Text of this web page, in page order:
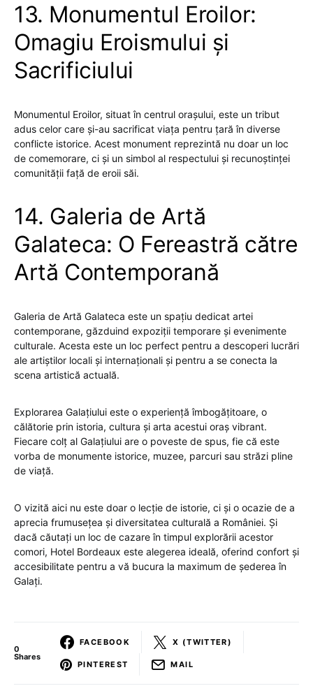
13. Monumentul Eroilor:
Omagiu Eroismului și
Sacrificiului
Monumentul Eroilor, situat în centrul orașului, este un tribut
adus celor care și-au sacrificat viața pentru țară în diverse
conflicte istorice. Acest monument reprezintă nu doar un loc
de comemorare, ci și un simbol al respectului și recunoștinței
comunității față de eroii săi.
14. Galeria de Artă
Galateca: O Fereastră către
Artă Contemporană
Galeria de Artă Galateca este un spațiu dedicat artei
contemporane, găzduind expoziții temporare și evenimente
culturale. Acesta este un loc perfect pentru a descoperi lucrări
ale artiștilor locali și internaționali și pentru a se conecta la
scena artistică actuală.
Explorarea Galațiului este o experiență îmbogățitoare, o
călătorie prin istoria, cultura și arta acestui oraș vibrant.
Fiecare colț al Galațiului are o poveste de spus, fie că este
vorba de monumente istorice, muzee, parcuri sau străzi pline
de viață.
O vizită aici nu este doar o lecție de istorie, ci și o ocazie de a
aprecia frumusețea și diversitatea culturală a României. Și
dacă căutați un loc de cazare în timpul explorării acestor
comori, Hotel Bordeaux este alegerea ideală, oferind confort și
accesibilitate pentru a vă bucura la maximum de șederea în
Galați.
0
Shares
FACEBOOK X (TWITTER)
PINTEREST MAIL